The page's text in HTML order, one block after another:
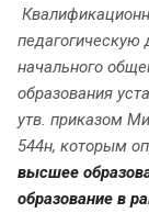
педагогическую
начального
образования
утв. приказом
544н, которым
высшее
образование в